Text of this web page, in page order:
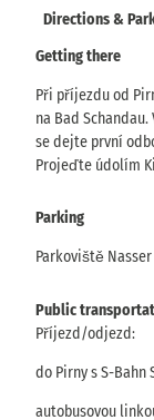
Directions &
Getting there
Při příjezdu od
na Bad
se dejte první
Projeďte údolím
Parking
Parkoviště
Public
Příjezd/odjezd:
do Pirny s S-Bahn
autobusovou